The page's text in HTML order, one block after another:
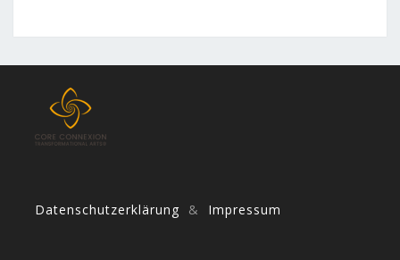
Datenschutzerklärung & Impressum